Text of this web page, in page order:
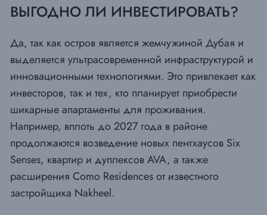
ВЫГОДНО ЛИ ИНВЕСТИРОВАТЬ?
Да, так как остров является жемчужиной Дубая и
выделяется ультрасовременной инфраструктурой и
инновационными технологиями. Это привлекает как
инвесторов, так и тех, кто планирует приобрести
шикарные апартаменты для проживания.
Например, вплоть до 2027 года в районе
продолжаются возведение новых пентхаусов Six
Senses, квартир и дуплексов AVA, а также
расширения Como Residences от известного
застройщика Nakheel.